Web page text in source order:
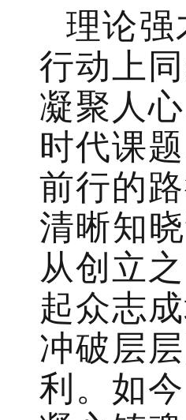
理论
行动上
凝聚人
时代课
前行的
清晰知
从创立
起众志
冲破层
利。如